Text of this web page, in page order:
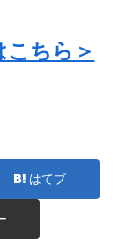
ちら＞
はてブ